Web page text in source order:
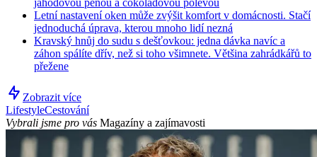
Letní nastavení oken může zvýšit komfort v domácnosti. Stačí
jednoduchá úprava, kterou mnoho lidí nezná
Kravský hnůj do sudu s dešťovkou: jedna dávka navíc a
záhon spálíte dřív, než si toho všimnete. Většina zahrádkářů to
přežene
Zobrazit více
LifestyleCestování
Vybrali jsme pro vás Magazíny a zajímavosti